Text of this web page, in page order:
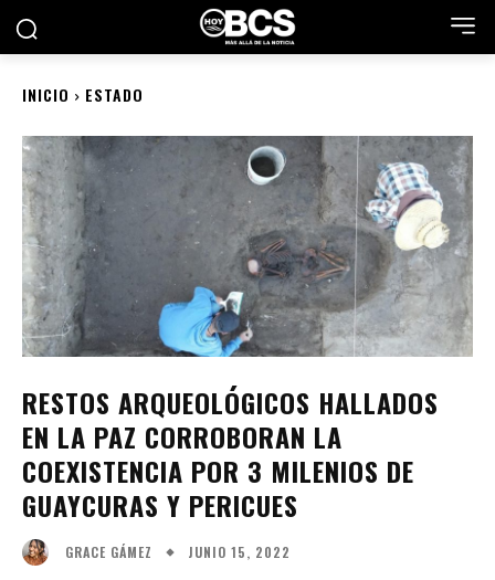
INICIO ESTADO
RESTOS ARQUEOLÓGICOS HALLADOS
EN LA PAZ CORROBORAN LA
COEXISTENCIA POR 3 MILENIOS DE
GUAYCURAS Y PERICUES
GRACE GÁMEZ JUNIO 15, 2022